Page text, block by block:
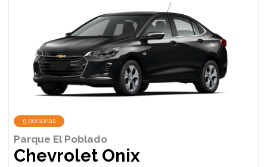
5 personas
Parque El Poblado
Chevrolet Onix